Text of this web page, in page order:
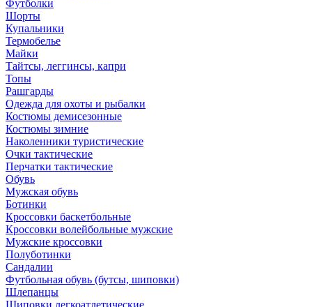
Футболки
Шорты
Купальники
Термобелье
Майки
Тайтсы, леггинсы, капри
Топы
Рашгарды
Одежда для охоты и рыбалки
Костюмы демисезонные
Костюмы зимние
Наколенники туристические
Очки тактические
Перчатки тактические
Обувь
Мужская обувь
Ботинки
Кроссовки баскетбольные
Кроссовки волейбольные мужские
Мужские кроссовки
Полуботинки
Сандалии
Футбольная обувь (бутсы, шиповки)
Шлепанцы
Шиповки легкоатлетические